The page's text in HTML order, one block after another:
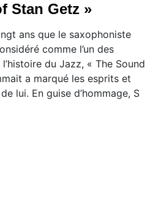
Stan Getz »
ans que le saxophoniste
comme l’un des
du Jazz, « The Sound
a marqué les esprits et
lui. En guise d’hommage, S